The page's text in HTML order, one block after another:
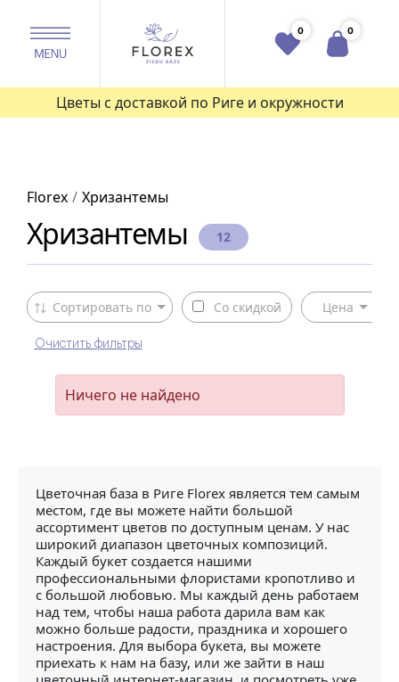
0 0
Цветы с доставкой по Риге и окружности
Florex Хризантемы
Хризантемы 12
Сортировать по Со скидкой Цена
Очистить фильтры
Ничего не найдено
Цветочная база в Риге Florex является тем самым
местом, где вы можете найти большой
ассортимент цветов по доступным ценам. У нас
широкий диапазон цветочных композиций.
Каждый букет создается нашими
профессиональными флористами кропотливо и
с большой любовью. Мы каждый день работаем
над тем, чтобы наша работа дарила вам как
можно больше радости, праздника и хорошего
настроения. Для выбора букета, вы можете
приехать к нам на базу, или же зайти в наш